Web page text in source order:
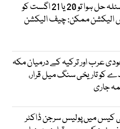
دھرنے کا مسئلہ حل ہوا تو 20 یا 21 اگست کو
الیکشن ممکن: چیف الیکشن
عرب اور ترکیہ کے درمیان مکہ
کو تاریخی سنگ میل قرار،
جاری
کیس میں پولیس سرجن ڈاکٹر